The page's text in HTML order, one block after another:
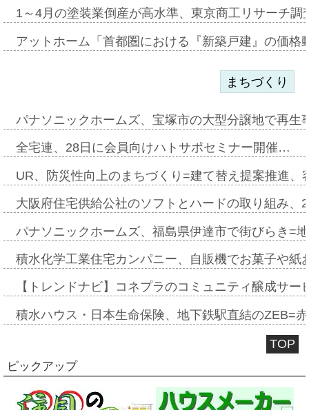
1～4月の塗装業倒産が高水準、東京商工リサーチ
アットホーム「首都圏における『新築戸建』の価
まちづくり
パナソニックホームズ、宝塚市の大型分譲地で再
全宅連、28日に会員向けハトサポセミナー開催…
UR、防災性向上のまちづくり=建て替え提案推進
大阪府住宅供給公社のソフトとハードの取り組み
パナソニックホームズ、福島県伊達市で街びらき=
積水化学工業住宅カンパニー、自販機でお菓子や
【トレンドナビ】コネプラのコミュニティ醸成サ
積水ハウス・日本生命保険、地下鉄駅直結のZEB=
TOP
ピックアップ